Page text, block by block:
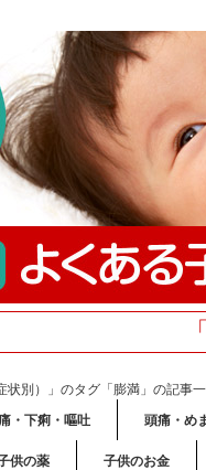
状別）」のタグ「膨満」の記事
・下痢・嘔吐 頭痛・め
供の薬 子供のお金